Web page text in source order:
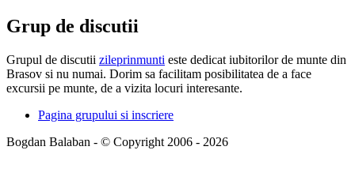
Grup de discutii
Grupul de discutii zileprinmunti este dedicat iubitorilor de munte din
Brasov si nu numai. Dorim sa facilitam posibilitatea de a face
excursii pe munte, de a vizita locuri interesante.
Pagina grupului si inscriere
Bogdan Balaban - © Copyright 2006 - 2026